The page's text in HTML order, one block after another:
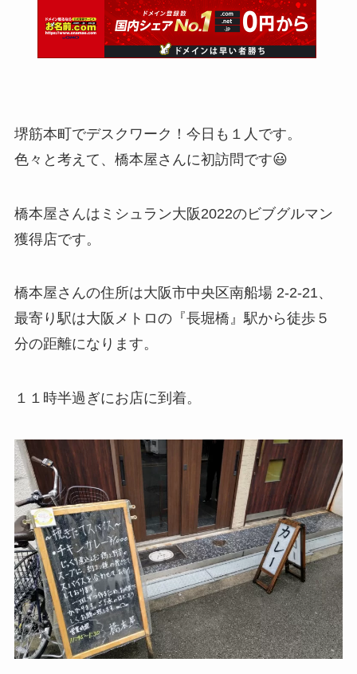
堺筋本町でデスクワーク！今日も１人です。
色々と考えて、橋本屋さんに初訪問です😃
橋本屋さんはミシュラン大阪2022のビブグルマン
獲得店です。
橋本屋さんの住所は大阪市中央区南船場 2-2-21、
最寄り駅は大阪メトロの『長堀橋』駅から徒歩５
分の距離になります。
１１時半過ぎにお店に到着。